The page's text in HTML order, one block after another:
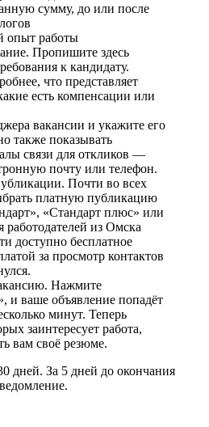
сумму, до или после
опыт работы
Пропишите здесь
к кандидату.
что представляет
есть компенсации или
вакансии и укажите его
также показывать
связи для откликов —
почту или телефон.
Почти во всех
платную публикацию
«Стандарт плюс» или
из Омска
доступно бесплатное
за просмотр контактов
Нажмите
и ваше объявление попадёт
минут. Теперь
заинтересует работа,
вам своё резюме.
дней. За 5 дней до окончания